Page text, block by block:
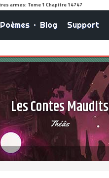
Poèmes• Blog Support
Les Contes Maudits
Théâs